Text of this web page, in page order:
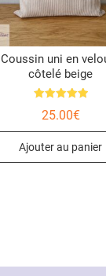
Coussin uni en
côtelé beige
5.00
25.00€
Ajouter au panier